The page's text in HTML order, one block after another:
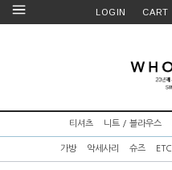
LOGIN CART
티셔츠 니트 / 블라우스
가방 악세사리 슈즈 ETC